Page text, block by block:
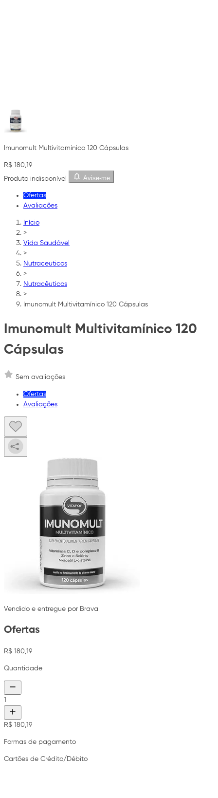
Imunomult Multivitamínico 120 Cápsulas
R$ 180,19
Produto indisponível
Avise-me
Ofertas
Avaliações
Início
>
Vida Saudável
>
Nutraceuticos
>
Nutracêuticos
>
Imunomult Multivitamínico 120 Cápsulas
Imunomult Multivitamínico 120
Cápsulas
Sem avaliações
Ofertas
Avaliações
Vendido e entregue por Brava
Ofertas
R$ 180,19
Quantidade
1
R$ 180,19
Formas de pagamento
Cartões de Crédito/Débito